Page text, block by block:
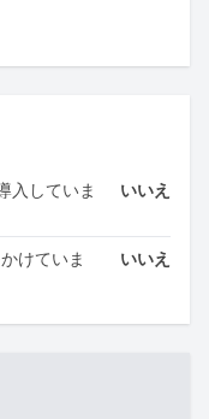
入していま
いいえ
けていま
いいえ